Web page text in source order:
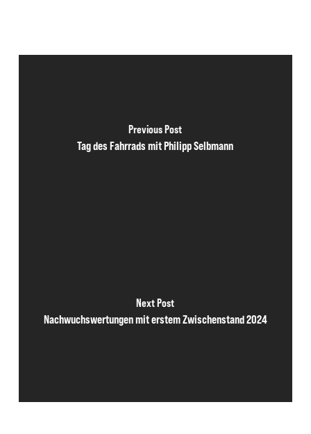
Previous Post
Tag des Fahrrads mit Philipp Selbmann
Next Post
Nachwuchswertungen mit erstem Zwischenstand 2024